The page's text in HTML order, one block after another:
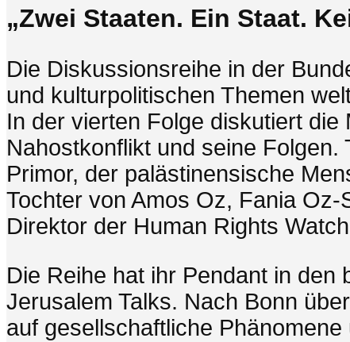
„Zwei Staaten. Ein Staat.
Die Diskussionsreihe in der
und kulturpolitischen Themen
In der vierten Folge diskutiert
Nahostkonflikt und seine
Primor, der palästinensische
Tochter von Amos Oz, Fania
Direktor der Human Rights
Die Reihe hat ihr Pendant in
Jerusalem Talks. Nach Bonn
auf gesellschaftliche